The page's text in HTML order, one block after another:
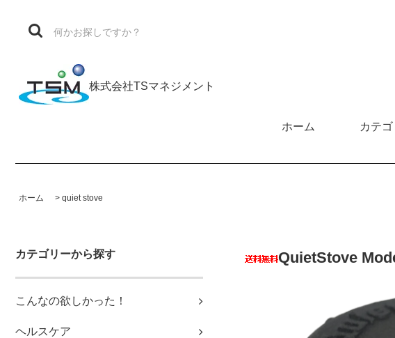
株式会社TSマネジメント
ホーム カテ
ホーム > quiet stove
カテゴリーから探す
こんなの欲しかった！
ヘルスケア
QuietStove